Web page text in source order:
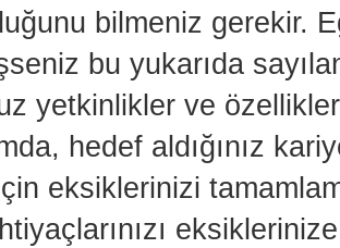
bilmeniz gerekir.
bu yukarıda
yetkinlikler ve
hedef aldığınız
eksiklerinizi